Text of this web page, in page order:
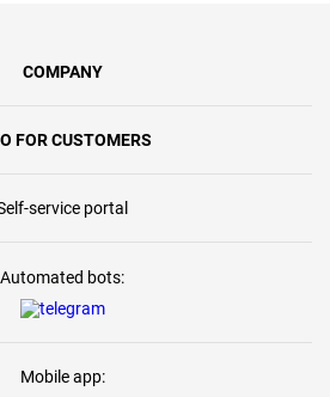
COMPANY
FOR CUSTOMERS
service portal
Automated bots:
Mobile app: